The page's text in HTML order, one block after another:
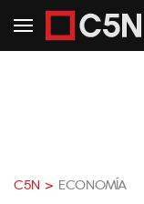
C5N > ECONOMÍA